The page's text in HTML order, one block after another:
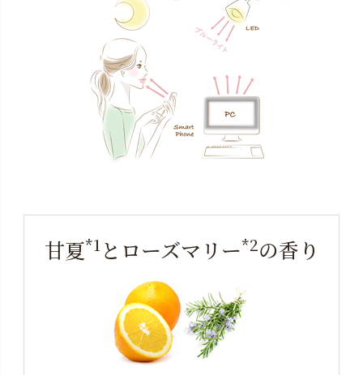
甘夏*1とローズマリー*2の香り